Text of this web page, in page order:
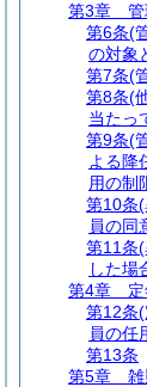
第3章
第6条(
の対象
第7条(
第8条(
当たっ
第9条(
よる降
用の制
第10条(
員の同
第11条(
した場
第4章
第12条(
員の任
第13条
第5章
雑